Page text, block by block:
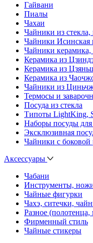
Гайвани
Пиалы
Чахаи
Чайники из
Чайники Исинская
Чайники
Керамика из
Керамика из
Керамика из
Чайники из
Термосы и
Посуда из стекла
Типоты LightKing,
Наборы посуды
Эксклюзивная
Чайники с боковой
Аксессуары
Чабани
Инструменты,
Чайные фигурки
Чахэ, ситечки,
Разное
Фирменный стиль
Чайные стикеры